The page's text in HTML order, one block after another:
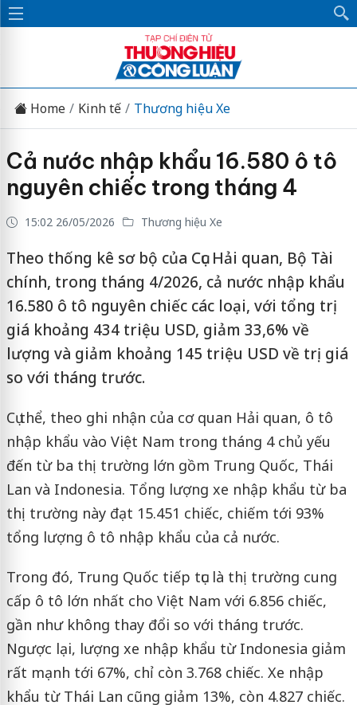
Home Kinh tế Thương hiệu Xe
Cả nước nhập khẩu 16.580 ô tô
nguyên chiếc trong tháng 4
15:02 26/05/2026 Thương hiệu Xe
Theo thống kê sơ bộ của Cục Hải quan, Bộ Tài
chính, trong tháng 4/2026, cả nước nhập khẩu
16.580 ô tô nguyên chiếc các loại, với tổng trị
giá khoảng 434 triệu USD, giảm 33,6% về
lượng và giảm khoảng 145 triệu USD về trị giá
so với tháng trước.
Cụ thể, theo ghi nhận của cơ quan Hải quan, ô tô
nhập khẩu vào Việt Nam trong tháng 4 chủ yếu
đến từ ba thị trường lớn gồm Trung Quốc, Thái
Lan và Indonesia. Tổng lượng xe nhập khẩu từ ba
thị trường này đạt 15.451 chiếc, chiếm tới 93%
tổng lượng ô tô nhập khẩu của cả nước.
Trong đó, Trung Quốc tiếp tục là thị trường cung
cấp ô tô lớn nhất cho Việt Nam với 6.856 chiếc,
gần như không thay đổi so với tháng trước.
Ngược lại, lượng xe nhập khẩu từ Indonesia giảm
rất mạnh tới 67%, chỉ còn 3.768 chiếc. Xe nhập
khẩu từ Thái Lan cũng giảm 13%, còn 4.827 chiếc.